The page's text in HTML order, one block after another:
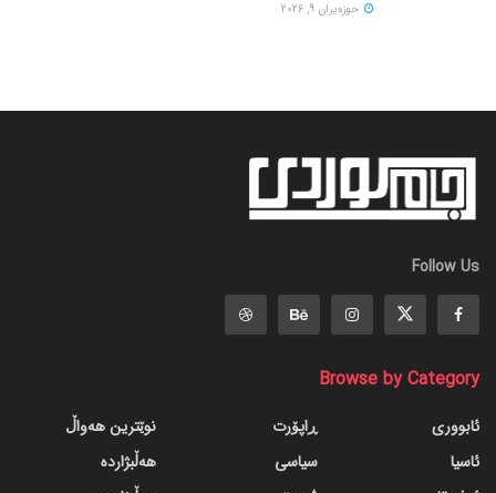
حوزه‌یران 9, 2026
Follow Us
Browse by Category
ئابووری
ئاسیا
ڕاپۆرت
سیاسی
نوێترین هەواڵ
هەڵبژاردە